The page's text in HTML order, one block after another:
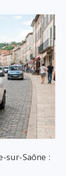
options
financer
études
étudiantes
sur-Saône :